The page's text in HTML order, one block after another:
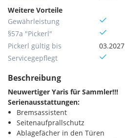
Weitere Vorteile
Gewährleistung
§57a "Pickerl"
Pickerl gültig bis
03.2027
Servicegepflegt
Beschreibung
Neuwertiger Yaris für Sammler!!!
Serienausstattungen:
Bremsassistent
Seitenaufprallschutz
Ablagefächer in den Türen